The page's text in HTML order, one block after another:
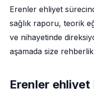
Erenler ehliyet
sağlık raporu, teorik
ve nihayetinde
aşamada size
Erenler ehliyet